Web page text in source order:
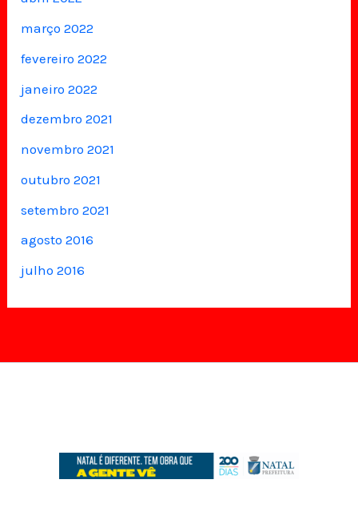
março 2022
fevereiro 2022
janeiro 2022
dezembro 2021
novembro 2021
outubro 2021
setembro 2021
agosto 2016
julho 2016